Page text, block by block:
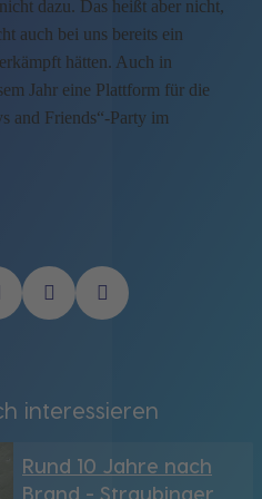
dazu. Das heißt aber nicht,
auch bei uns bereits ein
hätten. Auch in
Jahr eine Plattform für die
and Friends“-Party im
interessieren
Rund 10 Jahre nach
Brand - Straubinger